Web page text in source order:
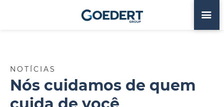
NOTÍCIAS
Nós cuidamos de quem